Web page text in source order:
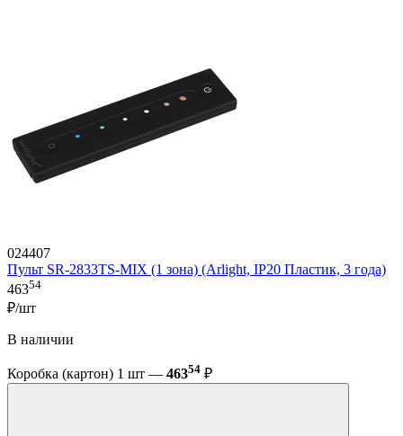
024407
Пульт SR-2833TS-MIX (1 зона) (Arlight, IP20 Пластик, 3 года)
46354
₽/шт
В наличии
Коробка (картон) 1 шт — 46354 ₽